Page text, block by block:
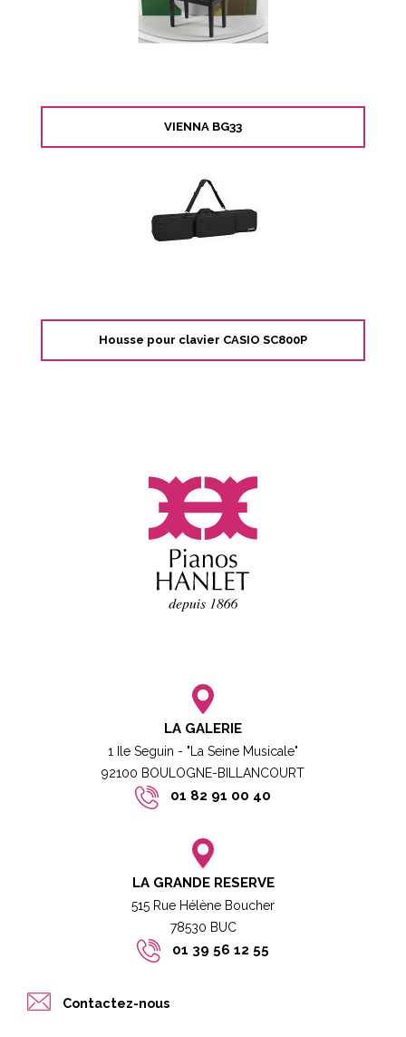
VIENNA BG33
Housse pour clavier CASIO SC800P
LA GALERIE
1 Ile Seguin - "La Seine Musicale"
92100 BOULOGNE-BILLANCOURT​
01 82 91 00 40
LA GRANDE RESERVE
515 Rue Hélène Boucher
78530 BUC​​
01 39 56 12 55
Contactez-nous